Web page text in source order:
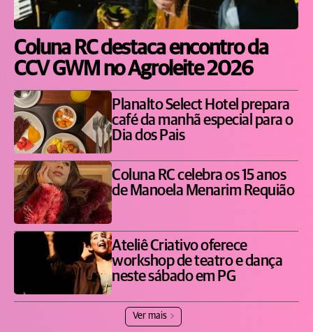
Coluna RC destaca encontro da
CCV GWM no Agroleite 2026
Planalto Select Hotel prepara
café da manhã especial para o
Dia dos Pais
Coluna RC celebra os 15 anos
de Manoela Menarim Requião
Ateliê Criativo oferece
workshop de teatro e dança
neste sábado em PG
Ver mais